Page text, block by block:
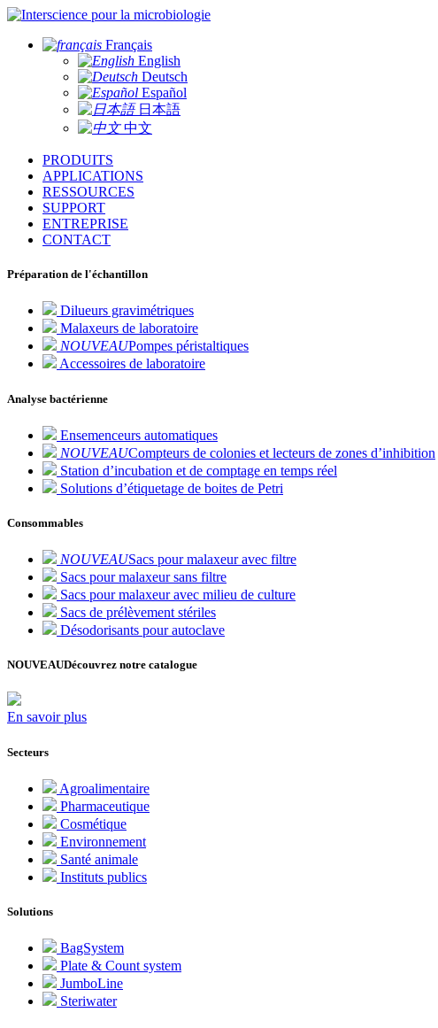
pour la microbiologie
Français
English
Deutsch
Español
日本語
中文
PRODUITS
APPLICATIONS
RESSOURCES
SUPPORT
ENTREPRISE
CONTACT
Préparation de l'échantillon
Dilueurs gravimétriques
Malaxeurs de laboratoire
NOUVEAUPompes péristaltiques
Accessoires de laboratoire
Analyse bactérienne
Ensemenceurs automatiques
NOUVEAUCompteurs de colonies et lecteurs de zones d’inhibition
Station d’incubation et de comptage en temps réel
Solutions d’étiquetage de boites de Petri
Consommables
NOUVEAUSacs pour malaxeur avec filtre
Sacs pour malaxeur sans filtre
Sacs pour malaxeur avec milieu de culture
Sacs de prélèvement stériles
Désodorisants pour autoclave
NOUVEAUDécouvrez notre catalogue
En savoir plus
Secteurs
Agroalimentaire
Pharmaceutique
Cosmétique
Environnement
Santé animale
Instituts publics
Solutions
BagSystem
Plate & Count system
JumboLine
Steriwater